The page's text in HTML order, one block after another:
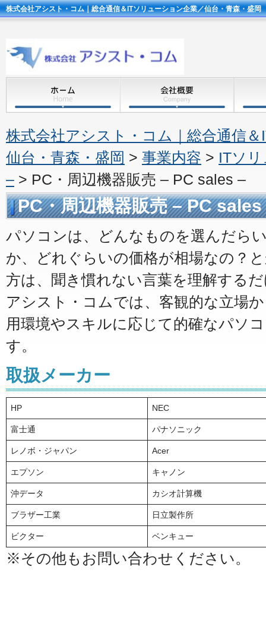
株式会社アシスト・コム｜総合通信＆ITソリューション企業／仙台・青森・盛岡
株式会社アシスト・コム｜総合通信
仙台・青森・盛岡 > 事業内容 > ITソ
– > PC・周辺機器販売 – PC sales –
PC・周辺機器販売 – PC sales
パソコンは、どんなものを選んだら
か、どれぐらいの価格が相場なの？
方は、聞き慣れない言葉を理解する
アシスト・コムでは、客観的な立場
用環境やスキルに応じて的確なパソ
す。
取扱メーカー
HP NEC
富士通 パナソニック
レノボ・ジャパン Acer
エプソン キャノン
沖データ カシオ計算機
ブラザー工業 日立製作所
ビクター ベンキュー
※その他もお問い合わせください。